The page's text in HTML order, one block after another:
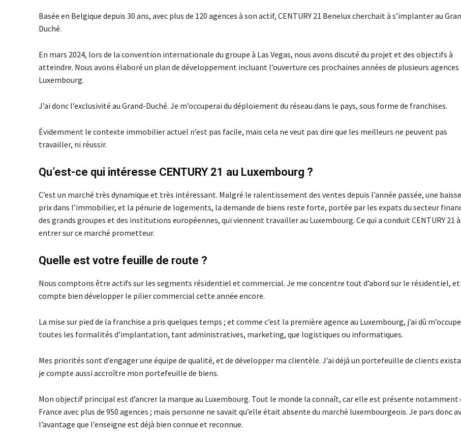
Basée en Belgique depuis 30 ans, avec plus de 120 agences à son actif, CENTURY 21 Benelux cherchait à s’implanter au
Duché.
En mars 2024, lors de la convention internationale du groupe à Las Vegas, nous avons discuté du projet et des objectifs à
atteindre. Nous avons élaboré un plan de développement incluant l’ouverture ces prochaines années de plusieurs agences
Luxembourg.
J’ai donc l’exclusivité au Grand-Duché. Je m’occuperai du déploiement du réseau dans le pays, sous forme de franchises.
Évidemment le contexte immobilier actuel n’est pas facile, mais cela ne veut pas dire que les meilleurs ne peuvent pas
travailler, ni réussir.
Qu’est-ce qui intéresse CENTURY 21 au Luxembourg ?
C’est un marché très dynamique et très intéressant. Malgré le ralentissement des ventes depuis l’année passée, une
prix dans l’immobilier, et la pénurie de logements, la demande de biens reste forte, portée par les expats du secteur
des grands groupes et des institutions européennes, qui viennent travailler au Luxembourg. Ce qui a conduit CENTURY 21 à
entrer sur ce marché prometteur.
Quelle est votre feuille de route ?
Nous comptons être actifs sur les segments résidentiel et commercial. Je me concentre tout d’abord sur le résidentiel, et
compte bien développer le pilier commercial cette année encore.
La mise sur pied de la franchise a pris quelques temps ; et comme c’est la première agence au Luxembourg, j’ai dû
toutes les formalités d’implantation, tant administratives, marketing, que logistiques ou informatiques.
Mes priorités sont d’engager une équipe de qualité, et de développer ma clientèle. J’ai déjà un portefeuille de clients
je compte aussi accroître mon portefeuille de biens.
Mon objectif principal est d’ancrer la marque au Luxembourg. Tout le monde la connaît, car elle est présente notamment
France avec plus de 950 agences ; mais personne ne savait qu’elle était absente du marché luxembourgeois. Je pars donc
l’avantage que l’enseigne est déjà bien connue et reconnue.